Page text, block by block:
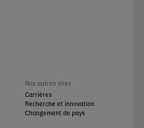
Nos autres sites
Carrières
Recherche et innovation
Changement de pays